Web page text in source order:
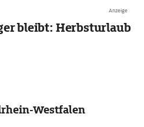
Anzeige
bleibt: Herbsturlaub
Westfalen